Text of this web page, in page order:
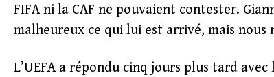
FIFA ni la CAF ne pouvaient contester.
malheureux ce qui lui est arrivé, mais
L’UEFA a répondu cinq jours plus tard